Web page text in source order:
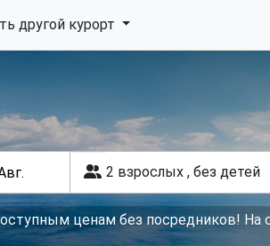
другой курорт
2 взрослых , без детей
ценам без посредников! На